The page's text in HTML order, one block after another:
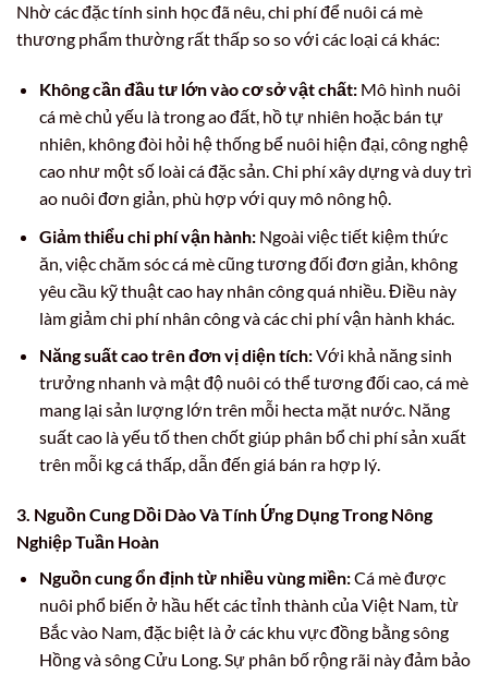
Nhờ các đặc tính sinh học đã nêu, chi phí để nuôi cá mè
thương phẩm thường rất thấp so so với các loại cá khác:
Không cần đầu tư lớn vào cơ sở vật chất:Mô hình nuôi
cá mè chủ yếu là trong ao đất, hồ tự nhiên hoặc bán tự
nhiên, không đòi hỏi hệ thống bể nuôi hiện đại, công nghệ
cao như một số loài cá đặc sản. Chi phí xây dựng và duy trì
ao nuôi đơn giản, phù hợp với quy mô nông hộ.
Giảm thiểu chi phí vận hành:Ngoài việc tiết kiệm thức
ăn, việc chăm sóc cá mè cũng tương đối đơn giản, không
yêu cầu kỹ thuật cao hay nhân công quá nhiều. Điều này
làm giảm chi phí nhân công và các chi phí vận hành khác.
Năng suất cao trên đơn vị diện tích:Với khả năng sinh
trưởng nhanh và mật độ nuôi có thể tương đối cao, cá mè
mang lại sản lượng lớn trên mỗi hecta mặt nước. Năng
suất cao là yếu tố then chốt giúp phân bổ chi phí sản xuất
trên mỗi kg cá thấp, dẫn đến giá bán ra hợp lý.
3. Nguồn Cung Dồi Dào Và Tính Ứng Dụng Trong Nông
Nghiệp Tuần Hoàn
Nguồn cung ổn định từ nhiều vùng miền:Cá mè được
nuôi phổ biến ở hầu hết các tỉnh thành của Việt Nam, từ
Bắc vào Nam, đặc biệt là ở các khu vực đồng bằng sông
Hồng và sông Cửu Long. Sự phân bố rộng rãi này đảm bảo